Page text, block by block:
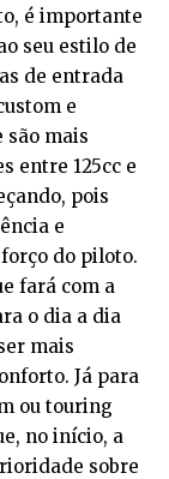
é importante
seu estilo de
de entrada
e
são mais
entre 125cc e
pois
e
do piloto.
fará com a
o dia a dia
mais
Já para
ou touring
no início, a
sobre